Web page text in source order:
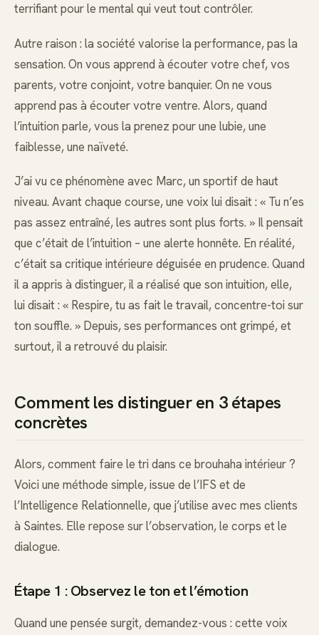
terrifiant pour le mental qui veut tout contrôler.
Autre raison : la société valorise la performance, pas la
sensation. On vous apprend à écouter votre chef, vos
parents, votre conjoint, votre banquier. On ne vous
apprend pas à écouter votre ventre. Alors, quand
l’intuition parle, vous la prenez pour une lubie, une
faiblesse, une naïveté.
J’ai vu ce phénomène avec Marc, un sportif de haut
niveau. Avant chaque course, une voix lui disait : « Tu n’es
pas assez entraîné, les autres sont plus forts. » Il pensait
que c’était de l’intuition – une alerte honnête. En réalité,
c’était sa critique intérieure déguisée en prudence. Quand
il a appris à distinguer, il a réalisé que son intuition, elle,
lui disait : « Respire, tu as fait le travail, concentre-toi sur
ton souffle. » Depuis, ses performances ont grimpé, et
surtout, il a retrouvé du plaisir.
Comment les distinguer en 3 étapes
concrètes
Alors, comment faire le tri dans ce brouhaha intérieur ?
Voici une méthode simple, issue de l’IFS et de
l’Intelligence Relationnelle, que j’utilise avec mes clients
à Saintes. Elle repose sur l’observation, le corps et le
dialogue.
Étape 1 : Observez le ton et l’émotion
Quand une pensée surgit, demandez-vous : cette voix